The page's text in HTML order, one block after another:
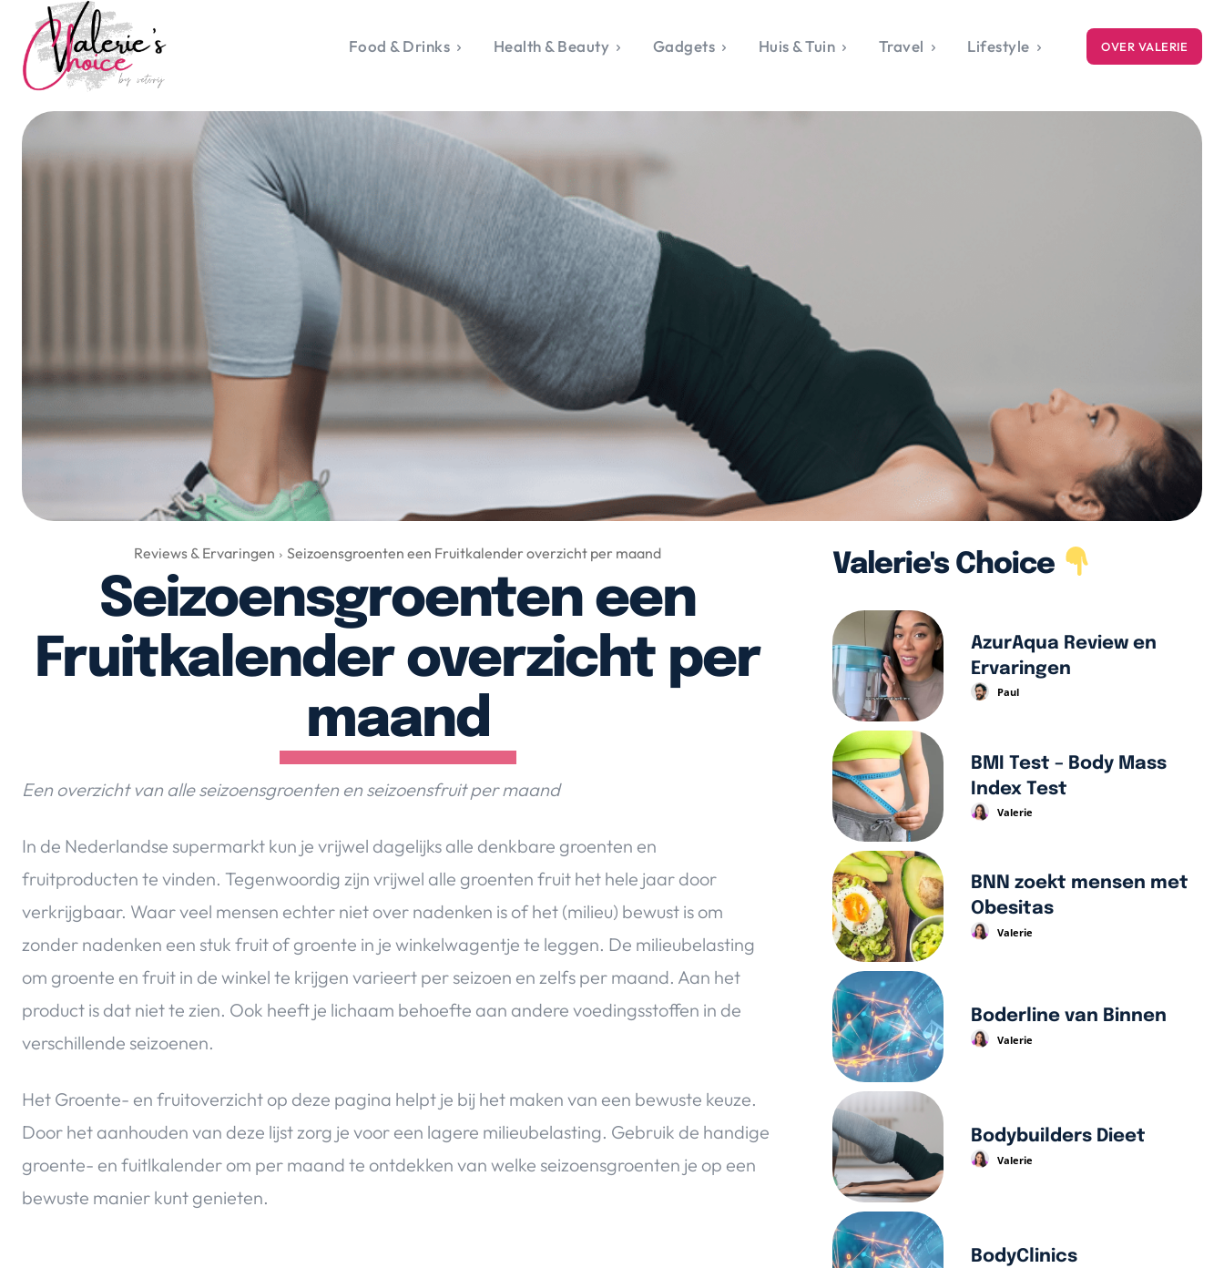
Travel & Culture
Happyness & Opmerkelijk
Lifestyle, Sport &
Duurzaamheid
Gadgets & Tech
Top 5 van Valerie
Health & Beauty
Nieuws & Media
De Top 5
Contact
Food & Drinks Health & Beauty Gadgets Huis & Tuin Travel Lifestyle OVER VALERIE
Reviews & Ervaringen Seizoensgroenten een Fruitkalender overzicht per maand
Seizoensgroenten een
Fruitkalender overzicht per
maand
Een overzicht van alle seizoensgroenten en seizoensfruit per maand
In de Nederlandse supermarkt kun je vrijwel dagelijks alle denkbare groenten en
fruitproducten te vinden. Tegenwoordig zijn vrijwel alle groenten fruit het hele jaar door
verkrijgbaar. Waar veel mensen echter niet over nadenken is of het (milieu) bewust is om
zonder nadenken een stuk fruit of groente in je winkelwagentje te leggen. De milieubelasting
om groente en fruit in de winkel te krijgen varieert per seizoen en zelfs per maand. Aan het
product is dat niet te zien. Ook heeft je lichaam behoefte aan andere voedingsstoffen in de
verschillende seizoenen.
Het Groente- en fruitoverzicht op deze pagina helpt je bij het maken van een bewuste keuze.
Door het aanhouden van deze lijst zorg je voor een lagere milieubelasting. Gebruik de handige
groente- en fuitlkalender om per maand te ontdekken van welke seizoensgroenten je op een
bewuste manier kunt genieten.
Valerie's Choice
AzurAqua Review en
Ervaringen
Paul
BMI Test – Body Mass
Index Test
Valerie
BNN zoekt mensen met
Obesitas
Valerie
Boderline van Binnen
Valerie
Bodybuilders Dieet
Valerie
BodyClinics